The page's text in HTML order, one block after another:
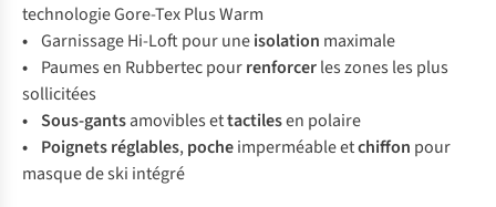
technologie Gore-Tex Plus Warm
• Garnissage Hi-Loft pour uneisolation maximale
• Paumes en Rubbertec pourrenforcerles zones les plus
sollicitées
• Sous-gantsamovibles ettactilesen polaire
• Poignets réglables,pocheimperméable etchiffon pour
masque de ski intégré